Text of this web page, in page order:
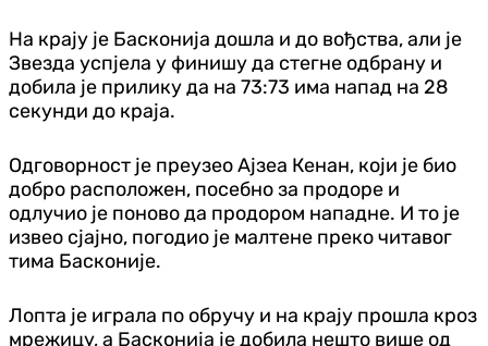
На крају је Басконија дошла и до вођства, али је
Звезда успјела у финишу да стегне одбрану и
добила је прилику да на 73:73 има напад на 28
секунди до краја.
Одговорност је преузео Ајзеа Кенан, који је био
добро расположен, посебно за продоре и
одлучио је поново да продором нападне. И то је
извео сјајно, погодио је малтене преко читавог
тима Басконије.
Лопта је играла по обручу и на крају прошла кроз
мрежицу, а Басконија је добила нешто више од